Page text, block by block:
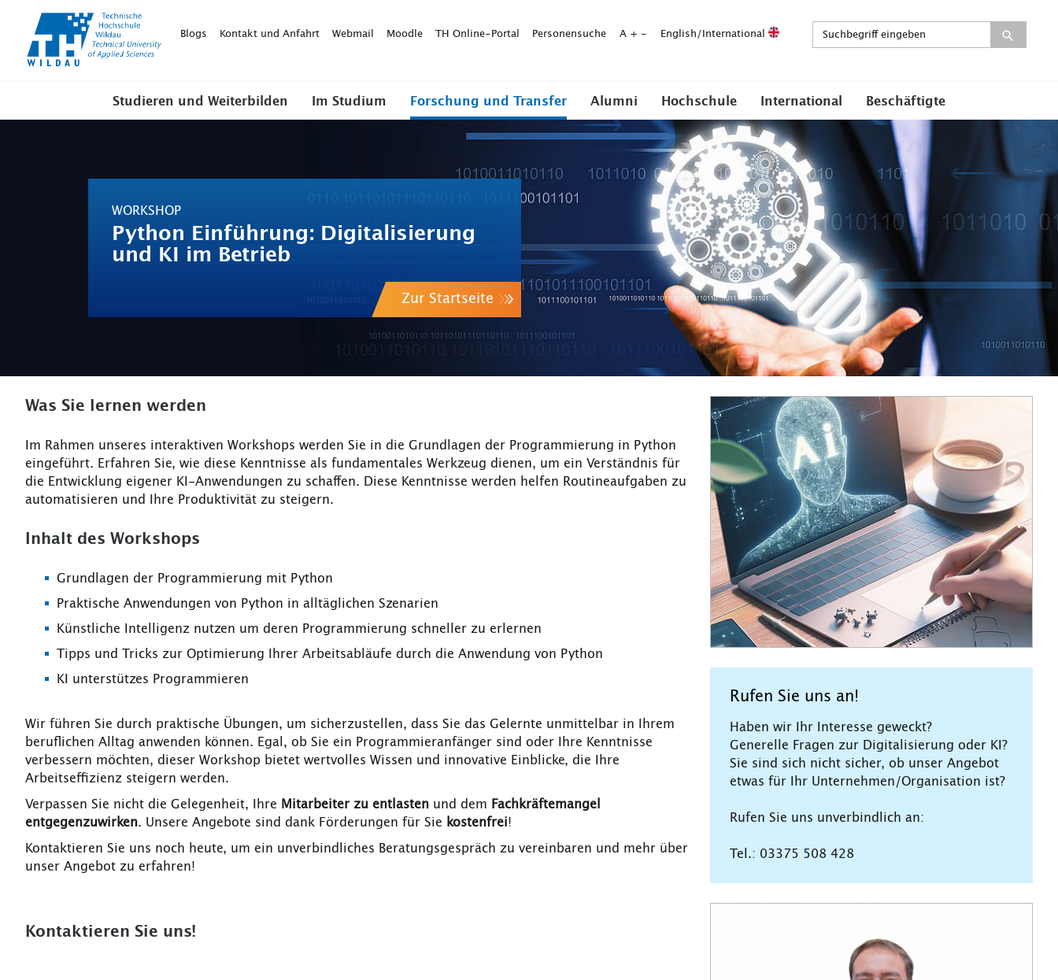
WildauBlogs Kontakt und Anfahrt Webmail Moodle TH Online-Portal Personensuche A + - English/International
Studieren und Weiterbilden Im Studium Forschung und Transfer Alumni Hochschule International Beschäftigte
WORKSHOP
Python Einführung: Digitalisierung
und KI im Betrieb
Zur Startseite
Was Sie lernen werden
Im Rahmen unseres interaktiven Workshops werden Sie in die Grundlagen der Programmierung in Python
eingeführt. Erfahren Sie, wie diese Kenntnisse als fundamentales Werkzeug dienen, um ein Verständnis für
die Entwicklung eigener KI-Anwendungen zu schaffen. Diese Kenntnisse werden helfen Routineaufgaben zu
automatisieren und Ihre Produktivität zu steigern.
Inhalt des Workshops
Grundlagen der Programmierung mit Python
Praktische Anwendungen von Python in alltäglichen Szenarien
Künstliche Intelligenz nutzen um deren Programmierung schneller zu erlernen
Tipps und Tricks zur Optimierung Ihrer Arbeitsabläufe durch die Anwendung von Python
KI unterstützes Programmieren
Wir führen Sie durch praktische Übungen, um sicherzustellen, dass Sie das Gelernte unmittelbar in Ihrem
beruflichen Alltag anwenden können. Egal, ob Sie ein Programmieranfänger sind oder Ihre Kenntnisse
verbessern möchten, dieser Workshop bietet wertvolles Wissen und innovative Einblicke, die Ihre
Arbeitseffizienz steigern werden.
Verpassen Sie nicht die Gelegenheit, Ihre Mitarbeiter zu entlasten und dem Fachkräftemangel
entgegenzuwirken. Unsere Angebote sind dank Förderungen für Sie kostenfrei!
Kontaktieren Sie uns noch heute, um ein unverbindliches Beratungsgespräch zu vereinbaren und mehr über
unser Angebot zu erfahren!
Kontaktieren Sie uns!
Rufen Sie uns an!
Haben wir Ihr Interesse geweckt?
Generelle Fragen zur Digitalisierung oder KI?
Sie sind sich nicht sicher, ob unser Angebot
etwas für Ihr Unternehmen/Organisation ist?
Rufen Sie uns unverbindlich an:
Tel.: 03375 508 428